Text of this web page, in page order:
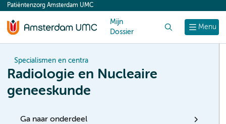
content
Menu
Patiëntenzorg Amsterdam UMC
Mijn
Dossier
Specialismen en centra
Radiologie en Nucleaire
geneeskunde
Ga naar onderdeel